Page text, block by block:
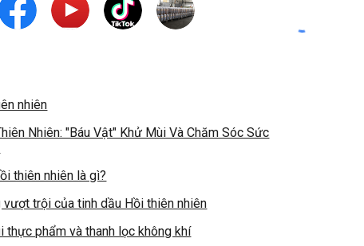
nhiên
Nhiên: "Báu Vật" Khử Mùi Và Chăm Sóc Sức
thiên nhiên là gì?
vượt trội của tinh dầu Hồi thiên nhiên
thực phẩm và thanh lọc không khí